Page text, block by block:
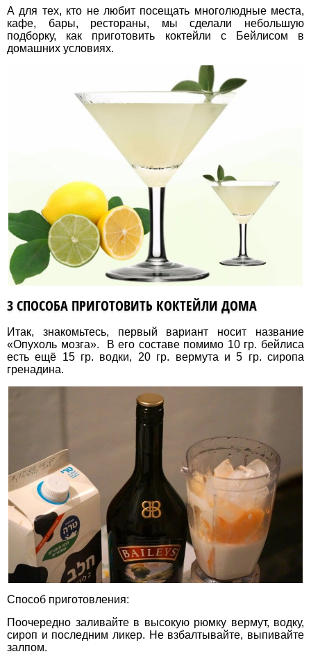
А для тех, кто не любит посещать многолюдные места,
кафе, бары, рестораны, мы сделали небольшую
подборку, как приготовить коктейли с Бейлисом в
домашних условиях.
3 СПОСОБА ПРИГОТОВИТЬ КОКТЕЙЛИ ДОМА
Итак, знакомьтесь, первый вариант носит название
«Опухоль мозга». В его составе помимо 10 гр. бейлиса
есть ещё 15 гр. водки, 20 гр. вермута и 5 гр. сиропа
гренадина.
Способ приготовления:
Поочередно заливайте в высокую рюмку вермут, водку,
сироп и последним ликер. Не взбалтывайте, выпивайте
залпом.